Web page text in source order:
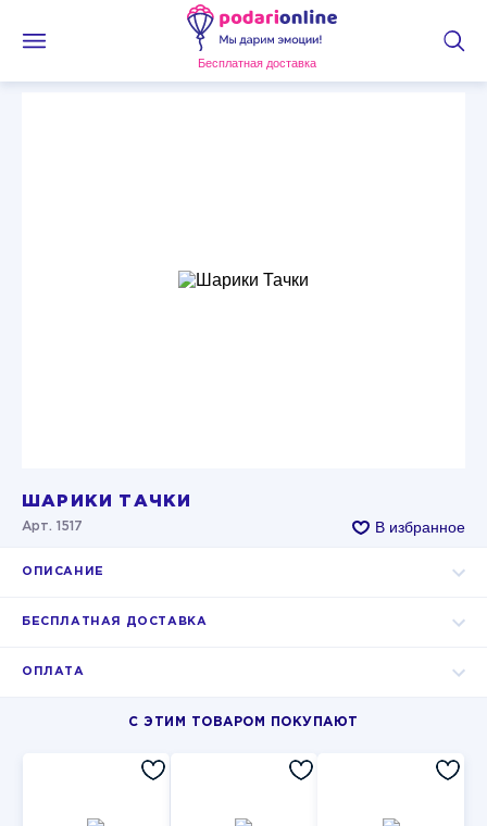
Бесплатная доставка
ШАРИКИ ТАЧКИ
Арт. 1517 В избранное
ОПИСАНИЕ
БЕСПЛАТНАЯ ДОСТАВКА
ОПЛАТА
С ЭТИМ ТОВАРОМ ПОКУПАЮТ